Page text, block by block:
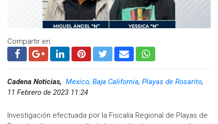
Compartir en:
Cadena Noticias, Mexico, Baja California, Playas de Rosarito,
11 Febrero de 2023 11:24
Investigación efectuada por la Fiscalía Regional de Playas de